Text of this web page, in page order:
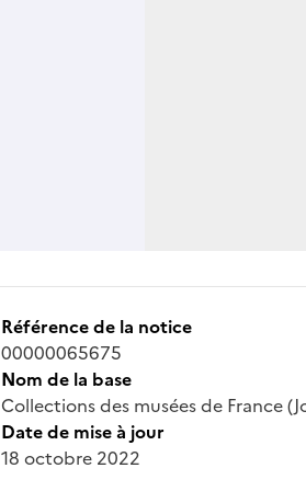
Référence de la notice
00000065675
Nom de la base
Collections des musées de France
Date de mise à jour
18 octobre 2022